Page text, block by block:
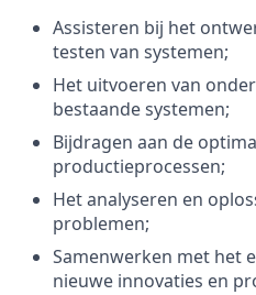
Assisteren bij het
testen van systemen;
Het uitvoeren van
bestaande systemen;
Bijdragen aan de
productieprocessen;
Het analyseren en
problemen;
Samenwerken met het
nieuwe innovaties en